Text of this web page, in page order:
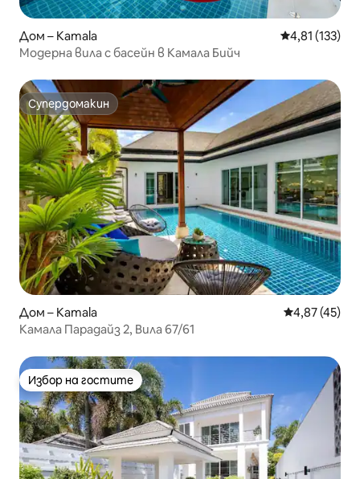
Дом – Kamala Средна
4,81 (133)
Модерна вила с басейн в Камала Бийч
Супердомакин
Супердомакин
Дом – Kamala Средна
4,87 (45)
Камала Парадайз 2, Вила 67/61
Избор на гостите
Избор на гостите